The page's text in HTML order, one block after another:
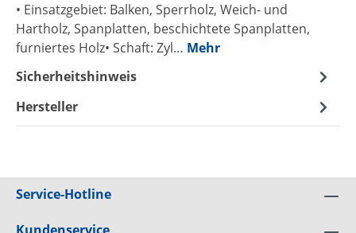
• Einsatzgebiet: Balken, Sperrholz, Weich- und
Hartholz, Spanplatten, beschichtete Spanplatten,
furniertes Holz• Schaft: Zyl… Mehr
Sicherheitshinweis
Hersteller
Service-Hotline